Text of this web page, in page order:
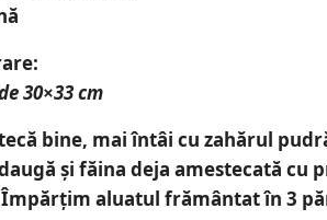
30×33 cm
bine, mai întâi cu zahărul
și făina deja amestecată cu
aluatul frământat în 3